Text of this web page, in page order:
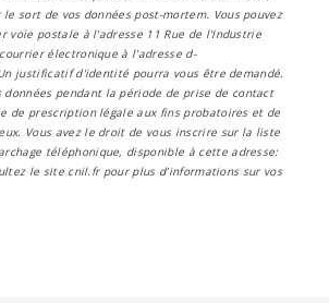
le sort de vos données post-mortem. Vous pouvez
voie postale à l'adresse 11 Rue de l'Industrie
électronique à l'adresse d-
justificatif d'identité pourra vous être demandé.
données pendant la période de prise de contact
de prescription légale aux fins probatoires et de
Vous avez le droit de vous inscrire sur la liste
téléphonique, disponible à cette adresse:
le site cnil.fr pour plus d’informations sur vos